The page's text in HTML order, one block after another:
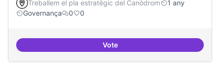
Treballem el pla estratègic del Canòdrom
1 any
Governança
0 0
VoteMapeig d'experiències